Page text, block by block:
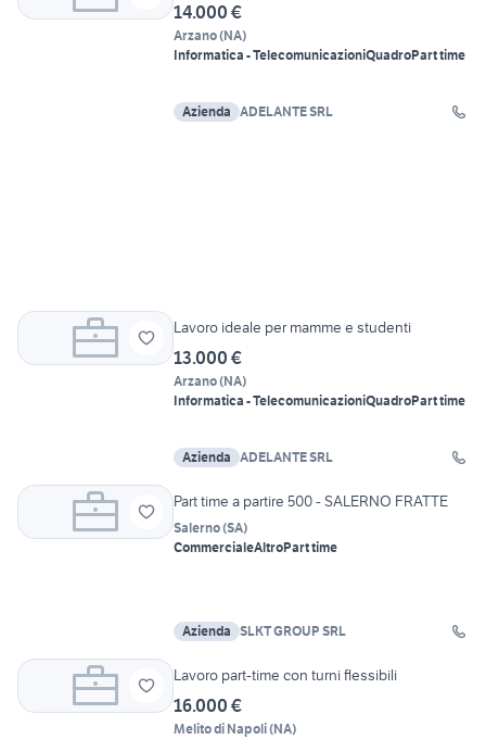
14.000 €
Arzano(NA)
Informatica - TelecomunicazioniQuadroPart time
Azienda ADELANTE SRL
Lavoro ideale per mamme e studenti
13.000 €
Arzano(NA)
Informatica - TelecomunicazioniQuadroPart time
Azienda ADELANTE SRL
Part time a partire 500 - SALERNO FRATTE
Salerno(SA)
CommercialeAltroPart time
Azienda SLKT GROUP SRL
Lavoro part-time con turni flessibili
16.000 €
Melito di Napoli(NA)